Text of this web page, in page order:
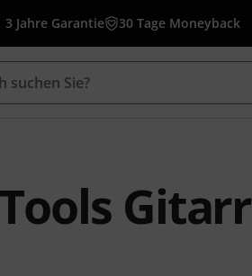
3 Jahre Garantie 30 Tage Moneyback